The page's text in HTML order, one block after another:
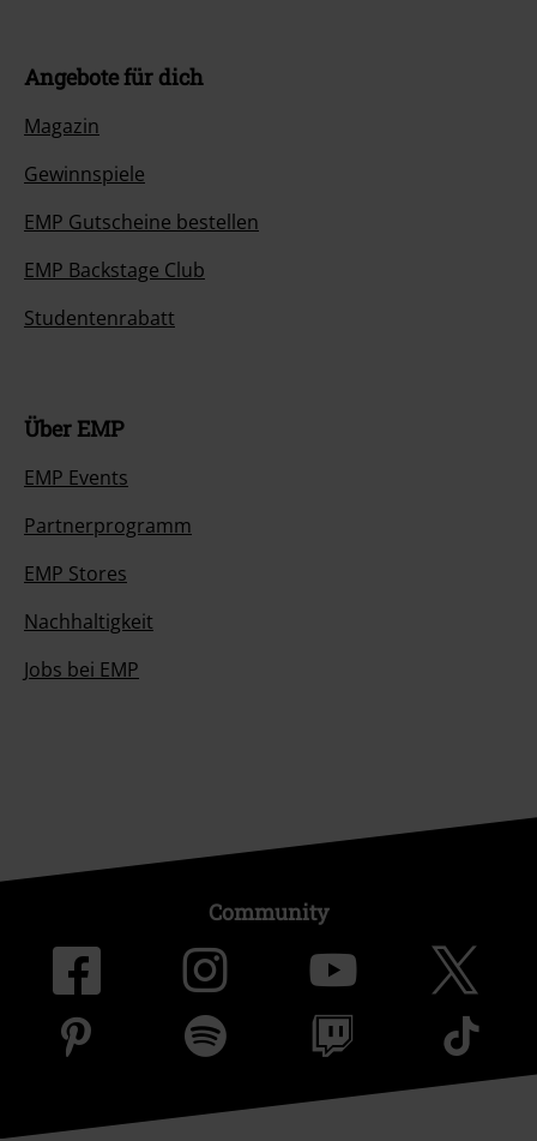
Angebote für dich
Magazin
Gewinnspiele
EMP Gutscheine bestellen
EMP Backstage Club
Studentenrabatt
Über EMP
EMP Events
Partnerprogramm
EMP Stores
Nachhaltigkeit
Jobs bei EMP
Community